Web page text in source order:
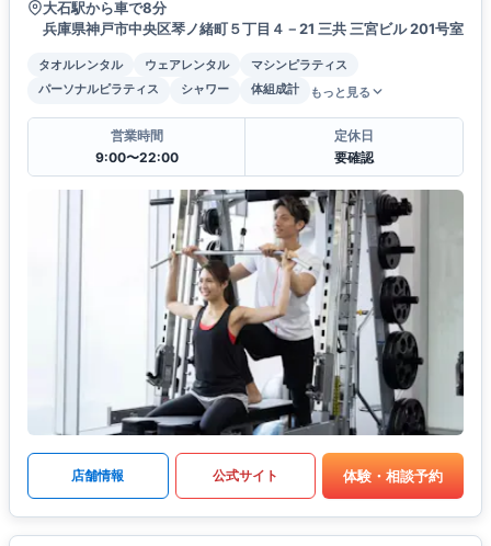
大石駅から車で8分
兵庫県神戸市中央区琴ノ緒町５丁目４－21 三共 三宮ビル 201号室
タオルレンタル ウェアレンタル
マシンピラティス
パーソナルピラティス
シャワー 体組成計 もっと見る
営業時間
9:00〜22:00
定休日
要確認
店舗情報 公式サイト 体験・相談予約